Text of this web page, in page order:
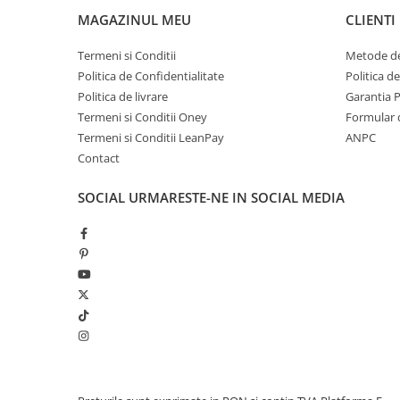
MAGAZINUL MEU
Termeni si Conditii
Politica de Confidentialitate
Politica de livrare
Termeni si Conditii Oney
Termeni si Conditii LeanPay
Contact
CLIENTI
Metode
Politica
Garantia
Formular
ANPC
SOCIAL URMARESTE-NE IN SOCIAL MEDIA